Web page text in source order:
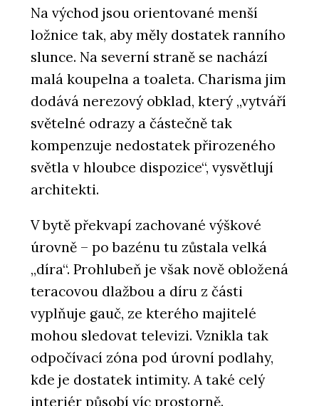
ČLÁNKY
Spolu u kancelářského stolu.
spolupráci a setkávání
PRODUKTY
Židle nooi - Wiesner-Hager
Na východ jsou orientované menší
ložnice tak, aby měly dostatek ranního
slunce. Na severní straně se nachází
malá koupelna a toaleta. Charisma jim
dodává nerezový obklad, který „vytváří
světelné odrazy a částečně tak
kompenzuje nedostatek přirozeného
světla v hloubce dispozice“, vysvětlují
architekti.
V bytě překvapí zachované výškové
úrovně – po bazénu tu zůstala velká
„díra“. Prohlubeň je však nově obložená
teracovou dlažbou a díru z části
vyplňuje gauč, ze kterého majitelé
mohou sledovat televizi. Vznikla tak
odpočívací zóna pod úrovní podlahy,
kde je dostatek intimity. A také celý
interiér působí víc prostorně.